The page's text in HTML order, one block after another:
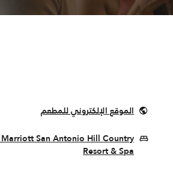
الموقع الإلكتروني للمطعمWindow
San Antonio Hill Country
Resort & Spa
In New Window